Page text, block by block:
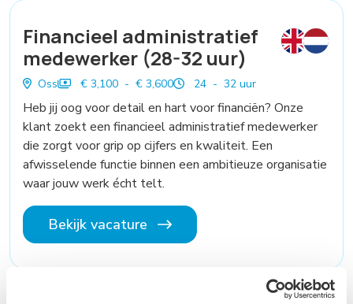
Financieel administratief
medewerker (28-32 uur)
Oss € 3,100 - € 3,600 24 - 32 uur
Heb jij oog voor detail en hart voor financiën? Onze
klant zoekt een financieel administratief medewerker
die zorgt voor grip op cijfers en kwaliteit. Een
afwisselende functie binnen een ambitieuze organisatie
waar jouw werk écht telt.
Bekijk vacature